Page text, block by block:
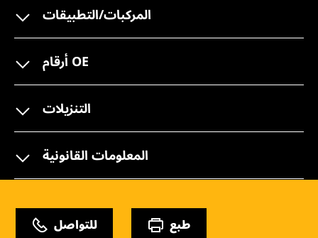
المركبات/التطبيقات
أرقام OE
التنزيلات
المعلومات القانونية
للتواصل طبع